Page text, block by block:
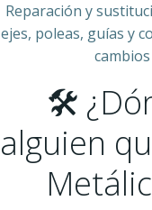
Reparación y
ejes, poleas, guías y
🛠
alguien